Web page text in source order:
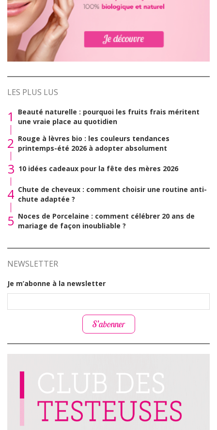
LES PLUS LUS
1
Beauté naturelle : pourquoi les fruits frais méritent
une vraie place au quotidien
2 Rouge à lèvres bio : les couleurs tendances
printemps-été 2026 à adopter absolument
3 10 idées cadeaux pour la fête des mères 2026
4 Chute de cheveux : comment choisir une routine anti-
chute adaptée ?
5 Noces de Porcelaine : comment célébrer 20 ans de
mariage de façon inoubliable ?
NEWSLETTER
Je m’abonne à la newsletter
S’abonner